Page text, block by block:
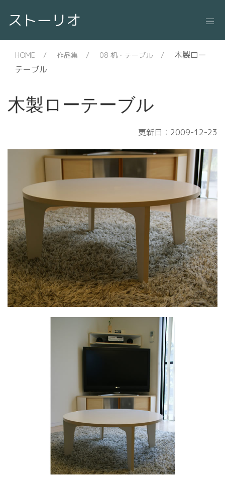
ストーリオ
HOME 作品集 08 机・テーブル
木製ロー
テーブル
木製ローテーブル
更新日：2009-12-23